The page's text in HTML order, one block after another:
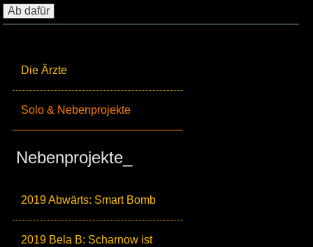
Die Ärzte
Solo & Nebenprojekte
Nebenprojekte_
2019 Abwärts: Smart Bomb
2019 Bela B: Scharnow ist